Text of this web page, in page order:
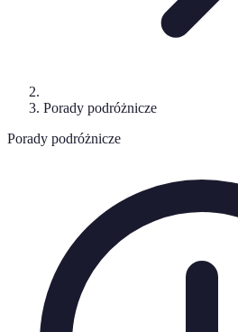
Porady podróżnicze
Porady podróżnicze